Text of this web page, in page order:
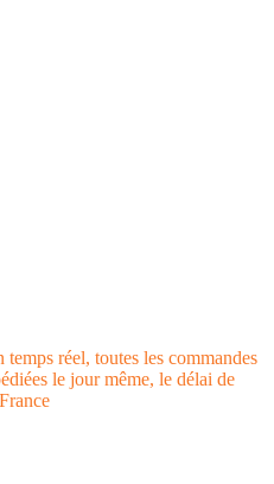
réel, toutes les commandes
le jour même, le délai de